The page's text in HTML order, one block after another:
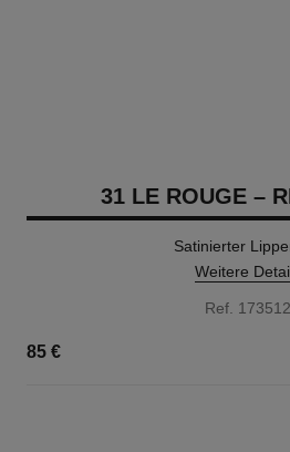
31 LE ROUGE –
Satinierter
Weitere
Ref. 173512
85 €